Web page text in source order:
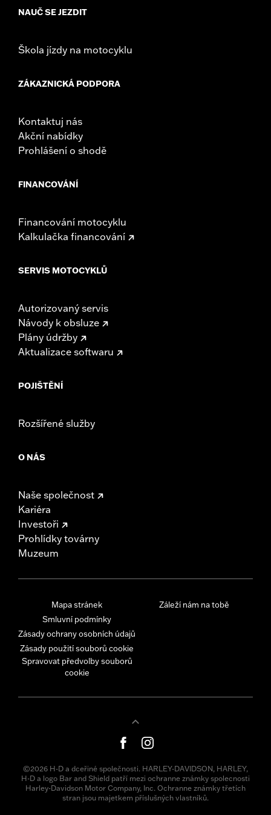
In the Box:Fan assembly, hardware, dash panel base, switches,
WARRANTY:,,,,,,,,,,,,,,,,,,,,,,,,,,,,,,,,,,,,,,,,,,,,,,,,,,
NAUČ SE JEZDIT
Škola jízdy na motocyklu
ZÁKAZNICKÁ PODPORA
Kontaktuj nás
Akční nabídky
Prohlášení o shodě
FINANCOVÁNÍ
Financování motocyklu
Kalkulačka financování
SERVIS MOTOCYKLŮ
Autorizovaný servis
Návody k obsluze
Plány údržby
Aktualizace softwaru
POJIŠTĚNÍ
Rozšířené služby
O NÁS
Naše společnost
Kariéra
Investoři
Prohlídky továrny
Muzeum
Mapa stránek
Smluvní podmínky
Zásady ochrany osobních údajů
Zásady použití souborů cookie
Spravovat předvolby souborů
cookie
Záleží nám na tobě
©2026 H-D a dceřiné společnosti. HARLEY-DAVIDSON, HARLEY,
H-D a logo Bar and Shield patří mezi ochranne známky spolecnosti
Harley-Davidson Motor Company, Inc. Ochranne známky třetích
stran jsou majetkem příslušných vlastníků.